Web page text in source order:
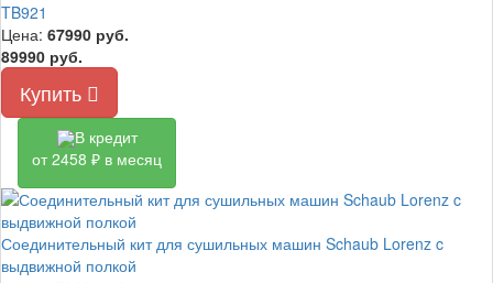
TB921
Цена: 67990 руб.
89990 руб.
Купить
В кредит
от 2458 ₽ в месяц
Соединительный кит для сушильных машин Schaub Lorenz c
выдвижной полкой